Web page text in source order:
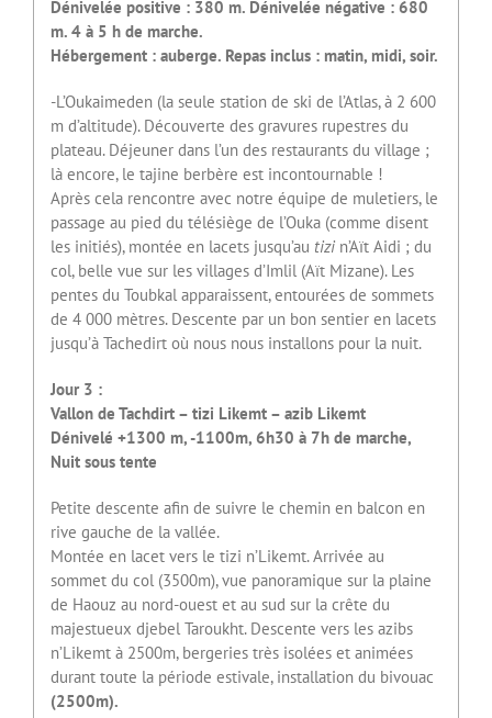
Dénivelée positive : 380 m. Dénivelée négative : 680
m. 4 à 5 h de marche.
Hébergement : auberge. Repas inclus : matin, midi, soir.
-L’Oukaimeden (la seule station de ski de l’Atlas, à 2 600
m d’altitude). Découverte des gravures rupestres du
plateau. Déjeuner dans l’un des restaurants du village ;
là encore, le tajine berbère est incontournable !
Après cela rencontre avec notre équipe de muletiers, le
passage au pied du télésiège de l’Ouka (comme disent
les initiés), montée en lacets jusqu’au tizi n’Aït Aidi ; du
col, belle vue sur les villages d’Imlil (Aït Mizane). Les
pentes du Toubkal apparaissent, entourées de sommets
de 4 000 mètres. Descente par un bon sentier en lacets
jusqu’à Tachedirt où nous nous installons pour la nuit.
Jour 3 :
Vallon de Tachdirt – tizi Likemt – azib Likemt
Dénivelé +1300 m, -1100m, 6h30 à 7h de marche,
Nuit sous tente
Petite descente afin de suivre le chemin en balcon en
rive gauche de la vallée.
Montée en lacet vers le tizi n’Likemt. Arrivée au
sommet du col (3500m), vue panoramique sur la plaine
de Haouz au nord-ouest et au sud sur la crête du
majestueux djebel Taroukht. Descente vers les azibs
n’Likemt à 2500m, bergeries très isolées et animées
durant toute la période estivale, installation du bivouac
(2500m).